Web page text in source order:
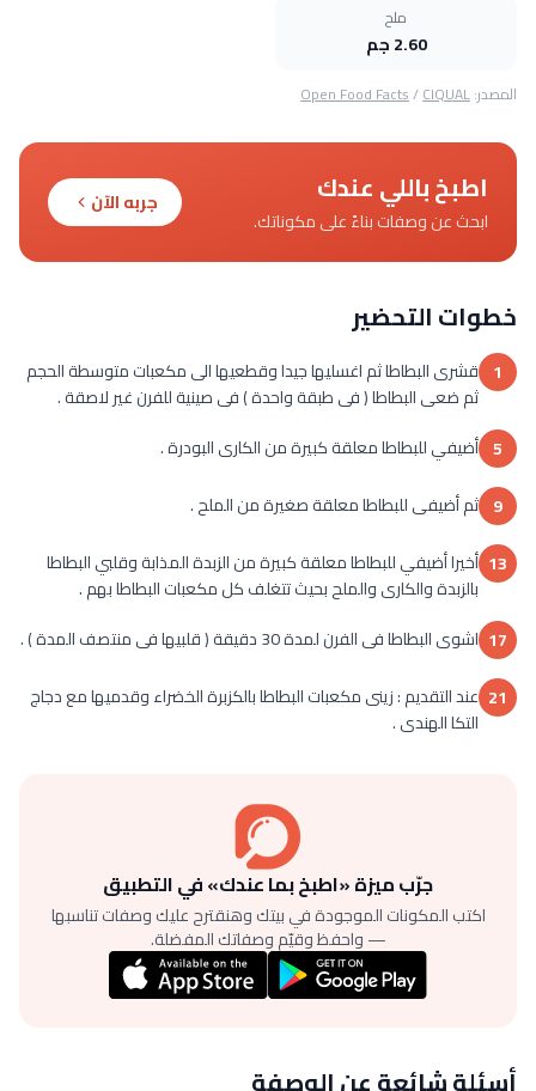
ملح
2.60 جم
المصدر: Open Food Facts/CIQUAL
اطبخ باللي عندك
ابحث عن وصفات بناءً على مكوناتك.
جربه الآن
خطوات التحضير
1 قشرى البطاطا ثم اغسليها جيدا وقطعيها الى مكعبات متوسطة الحجم
ثم ضعى البطاطا ( فى طبقة واحدة ) فى صينية للفرن غير لاصقة .
5 أضيفي للبطاطا معلقة كبيرة من الكارى البودرة .
9 ثم أضيفى للبطاطا معلقة صغيرة من الملح .
13 أخيرا أضيفي للبطاطا معلقة كبيرة من الزبدة المذابة وقلبي البطاطا
بالزبدة والكارى والملح بحيث تتغلف كل مكعبات البطاطا بهم .
17 اشوى البطاطا فى الفرن لمدة 30 دقيقة ( قلبيها فى منتصف المدة ) .
21 عند التقديم : زينى مكعبات البطاطا بالكزبرة الخضراء وقدميها مع دجاج
التكا الهندى .
جرّب ميزة «اطبخ بما عندك» في التطبيق
اكتب المكونات الموجودة في بيتك وهنقترح عليك وصفات تناسبها
— واحفظ وقيّم وصفاتك المفضلة.
أسئلة شائعة عن الوصفة